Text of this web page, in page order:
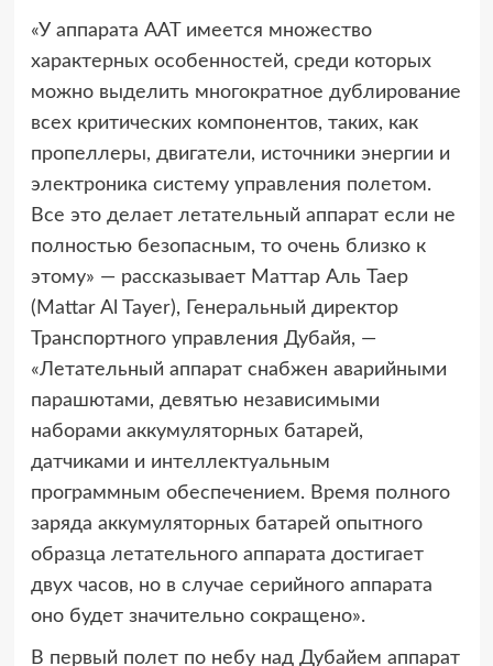
«У аппарата AAT имеется множество
характерных особенностей, среди которых
можно выделить многократное дублирование
всех критических компонентов, таких, как
пропеллеры, двигатели, источники энергии и
электроника систему управления полетом.
Все это делает летательный аппарат если не
полностью безопасным, то очень близко к
этому» — рассказывает Маттар Аль Таер
(Mattar Al Tayer), Генеральный директор
Транспортного управления Дубайя, —
«Летательный аппарат снабжен аварийными
парашютами, девятью независимыми
наборами аккумуляторных батарей,
датчиками и интеллектуальным
программным обеспечением. Время полного
заряда аккумуляторных батарей опытного
образца летательного аппарата достигает
двух часов, но в случае серийного аппарата
оно будет значительно сокращено».
В первый полет по небу над Дубайем аппарат